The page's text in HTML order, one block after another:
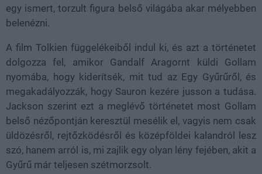
egy ismert, torzult figura belső világába akar mélyebben
belenézni.
A film Tolkien függelékeiből indul ki, és azt a történetet
dolgozza fel, amikor Gandalf Aragornt küldi Gollam
nyomába, hogy kiderítsék, mit tud az Egy Gyűrűről, és
megakadályozzák, hogy Sauron kezére jusson a tudása.
Jackson szerint ezt a meglévő történetet most Gollam
belső nézőpontján keresztül mesélik el, vagyis nem csak
üldözésről, rejtőzködésről és középföldei kalandról lesz
szó, hanem arról is, mi zajlik egy olyan lény fejében, akit a
Gyűrű már teljesen szétmorzsolt.